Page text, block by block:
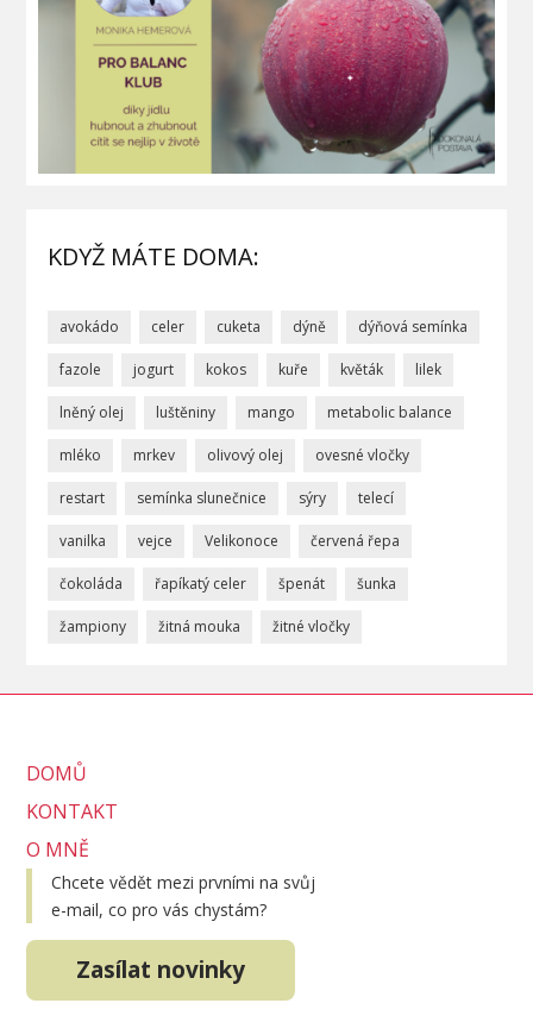
KDYŽ MÁTE DOMA:
avokádo celer cuketa dýně dýňová semínka
fazole jogurt kokos kuře květák lilek
lněný olej luštěniny mango metabolic balance
mléko mrkev olivový olej ovesné vločky
restart semínka slunečnice sýry telecí
vanilka vejce Velikonoce červená řepa
čokoláda řapíkatý celer špenát šunka
žampiony žitná mouka žitné vločky
DOMŮ
KONTAKT
O MNĚ
Chcete vědět mezi prvními na svůj
e-mail, co pro vás chystám?
Zasílat novinky